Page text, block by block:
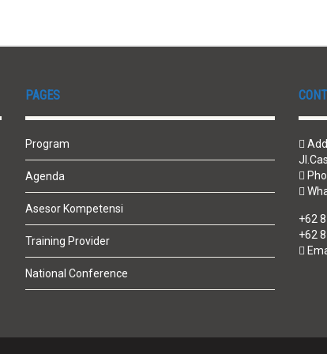
PAGES
Program
Agenda
Asesor Kompetensi
Training Provider
National Conference
+62
+62